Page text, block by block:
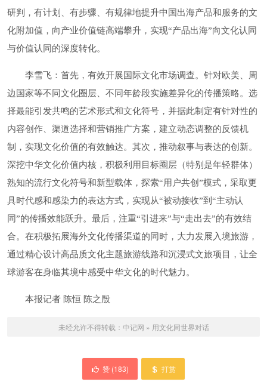
研判，有计划、有步骤、有规律地提升中国出海产品和服务的文
化附加值，向产业价值链高端攀升，实现“产品出海”向文化认同
与价值认同的深度转化。
李雪飞：首先，有效开展国际文化市场调查。针对欧美、周
边国家等不同文化圈层、不同年龄段实施差异化的传播策略。选
择最能引发共鸣的艺术形式和文化符号，并据此制定有针对性的
内容创作、渠道选择和营销推广方案，建立动态调整的反馈机
制，实现文化价值的有效触达。其次，推动叙事与表达的创新。
深挖中华文化价值内核，积极利用目标圈层（特别是年轻群体）
熟知的流行文化符号和新型载体，探索“用户共创”模式，采取更
具时代感和感染力的表达方式，实现从“被动接收”到“主动认
同”的传播效能跃升。最后，注重“引进来”与“走出去”的有效结
合。在积极拓展海外文化传播渠道的同时，大力发展入境旅游，
通过精心设计高品质文化主题旅游线路和沉浸式文旅项目，让全
球游客在身临其境中感受中华文化的时代魅力。
本报记者 陈恒 陈之殷
未经允许不得转载： 中记网 » 用文化同世界对话
赞 (183) 打赏